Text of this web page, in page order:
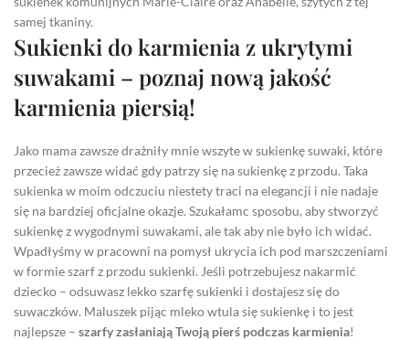
samej tkaniny.
Sukienki do karmienia z ukrytymi
suwakami – poznaj nową jakość
karmienia piersią!
Jako mama zawsze drażniły mnie wszyte w sukienkę suwaki, które
przecież zawsze widać gdy patrzy się na sukienkę z przodu. Taka
sukienka w moim odczuciu niestety traci na elegancji i nie nadaje
się na bardziej oficjalne okazje. Szukałamc sposobu, aby stworzyć
sukienkę z wygodnymi suwakami, ale tak aby nie było ich widać.
Wpadłyśmy w pracowni na pomysł ukrycia ich pod marszczeniami
w formie szarf z przodu sukienki. Jeśli potrzebujesz nakarmić
dziecko – odsuwasz lekko szarfę sukienki i dostajesz się do
suwaczków. Maluszek pijąc mleko wtula się sukienkę i to jest
najlepsze – szarfy zasłaniają Twoją pierś podczas karmienia!